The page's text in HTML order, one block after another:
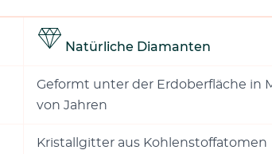
Natürliche Diamanten
Geformt unter der Erdoberfläche in
von Jahren
Kristallgitter aus Kohlenstoffatomen